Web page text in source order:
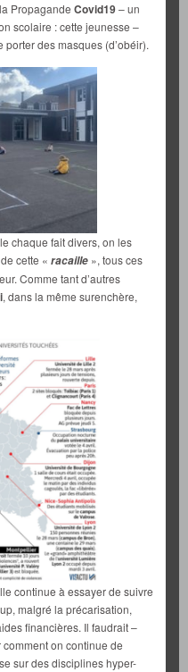
Propagande Covid19– un
scolaire : cette jeunesse –
des masques (d’obéir).
chaque fait divers, on les
cette « racaille », tous ces
Comme tant d’autres
, dans la même surenchère,
continue à essayer de suivre
malgré la précarisation,
financières. Il faudrait –
on continue de
sur des disciplines hyper-